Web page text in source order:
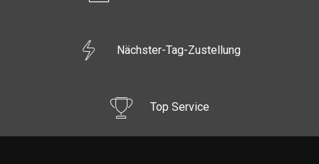
Nächster-Tag-Zustellung
Top Service